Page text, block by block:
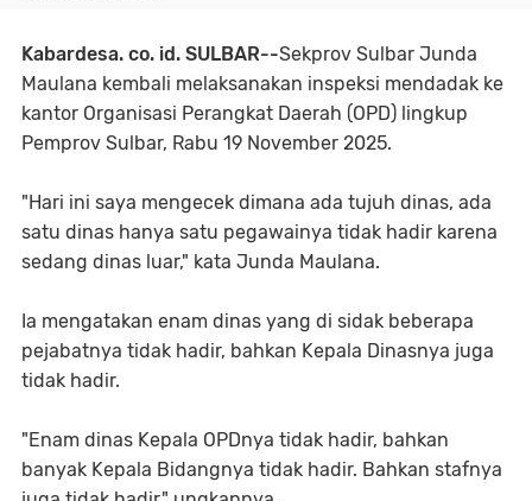
Kabardesa. co. id. SULBAR--Sekprov Sulbar Junda
Maulana kembali melaksanakan inspeksi mendadak ke
kantor Organisasi Perangkat Daerah (OPD) lingkup
Pemprov Sulbar, Rabu 19 November 2025.
"Hari ini saya mengecek dimana ada tujuh dinas, ada
satu dinas hanya satu pegawainya tidak hadir karena
sedang dinas luar," kata Junda Maulana.
Ia mengatakan enam dinas yang di sidak beberapa
pejabatnya tidak hadir, bahkan Kepala Dinasnya juga
tidak hadir.
"Enam dinas Kepala OPDnya tidak hadir, bahkan
banyak Kepala Bidangnya tidak hadir. Bahkan stafnya